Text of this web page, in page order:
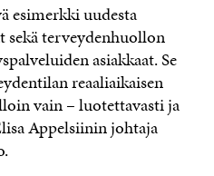
esimerkki uudesta
sekä terveydenhuollon
asiakkaat. Se
reaaliaikaisen
vain – luotettavasti ja
Appelsiinin johtaja